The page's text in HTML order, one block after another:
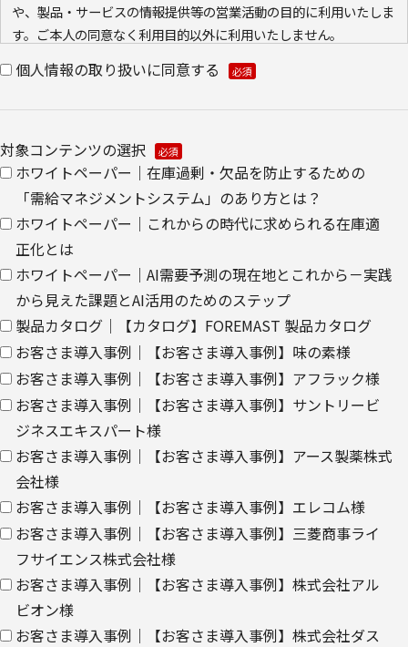
や、製品・サービスの情報提供等の営業活動の目的に利用いたしま
す。ご本人の同意なく利用目的以外に利用いたしません。
Cookie（クッキー）を紐づけて、ウェブアクセス履歴を取得する
ウェブページ内に限られます。アクセス履歴は、市場分析、およ
び、これに基づく販売促進活動のために利用します。
・ウェブサイトにおける、お客さまアクセス情報の取り扱いについ
て。
クッキー（cookie）とウェブビーコンの使用によるアクセス情報の
収集
【第三者提供に関して】
当社はご提供いただきました個人情報を安全に管理し、以下の場合
を除き、ご本人の同意なく第三者に開示・提供しません。
・法令に基づく場合
・上記利用目的を実施するために、適切な機密保持契約を締結した
業務委託先へ委託する場合
・上記利用目的の範囲内で利用するために、当社のグループ会社お
よびパートナー企業に提供する場合
個人情報を提供する場合は、ご提供頂いた個人情報の全ての項目に
ついて、電子的な伝送または紙面/電子媒体による搬送もしくは手
渡しにて提供いたします。
なお、上記利用目的の範囲で利用するにあたり、当社のグループ会
社およびパートナー企業より直接ご連絡させていただく場合があり
ます。
個人情報の取り扱いに同意する
対象コンテンツの選択
ホワイトペーパー｜在庫過剰・欠品を防止するための
「需給マネジメントシステム」のあり方とは？
ホワイトペーパー｜これからの時代に求められる在庫適
正化とは
ホワイトペーパー｜AI需要予測の現在地とこれから－実践
から見えた課題とAI活用のためのステップ
製品カタログ｜【カタログ】FOREMAST 製品カタログ
お客さま導入事例｜【お客さま導入事例】味の素様
お客さま導入事例｜【お客さま導入事例】アフラック様
お客さま導入事例｜【お客さま導入事例】サントリービ
ジネスエキスパート様
お客さま導入事例｜【お客さま導入事例】アース製薬株式
会社様
お客さま導入事例｜【お客さま導入事例】エレコム様
お客さま導入事例｜【お客さま導入事例】三菱商事ライ
フサイエンス株式会社様
お客さま導入事例｜【お客さま導入事例】株式会社アル
ビオン様
お客さま導入事例｜【お客さま導入事例】株式会社ダス